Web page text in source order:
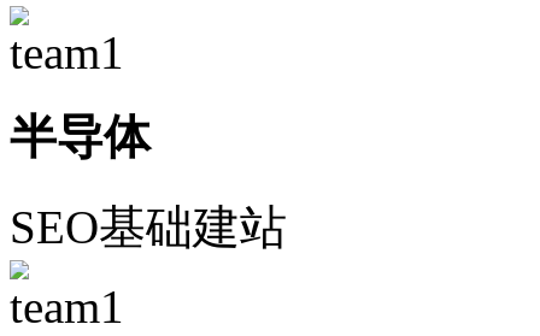
半导体
SEO基础建站